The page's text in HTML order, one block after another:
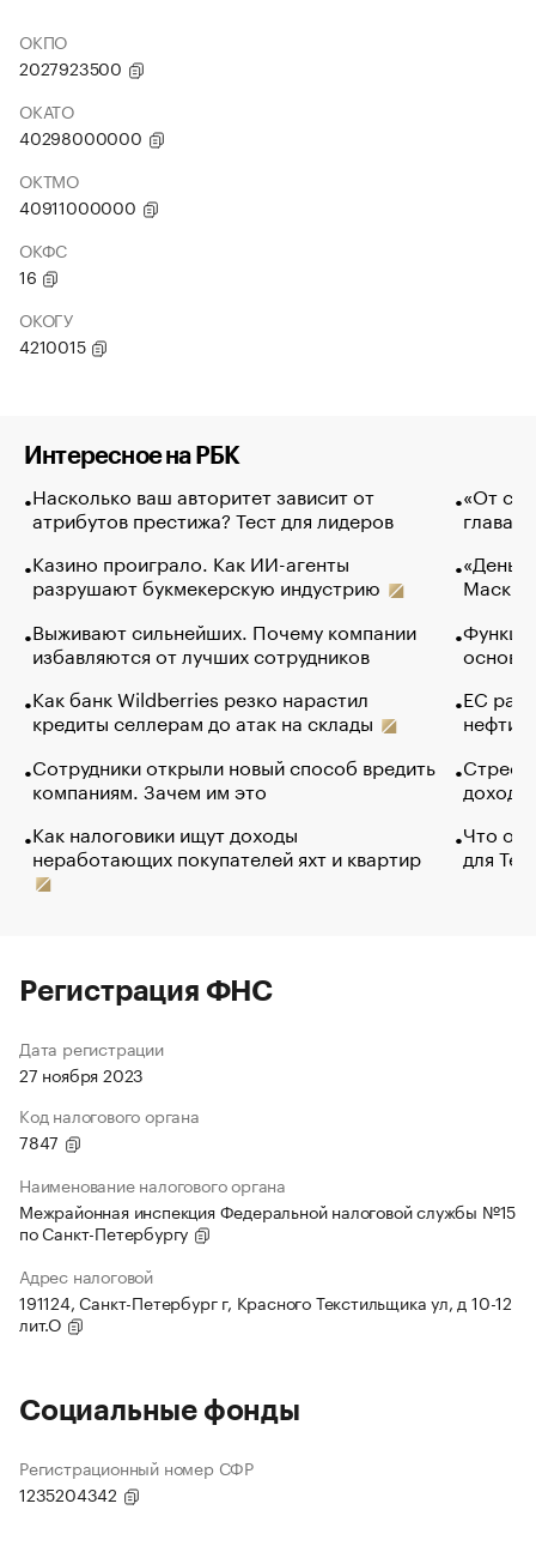
ОКПО
2027923500
ОКАТО
40298000000
ОКТМО
40911000000
ОКФС
16
ОКОГУ
4210015
Интересное на РБК
Насколько ваш авторитет зависит от
атрибутов престижа? Тест для лидеров
Казино проиграло. Как ИИ-агенты
разрушают букмекерскую индустрию
Выживают сильнейших. Почему компании
избавляются от лучших сотрудников
Как банк Wildberries резко нарастил
кредиты селлерам до атак на склады
Сотрудники открыли новый способ вредить
компаниям. Зачем им это
Как налоговики ищут доходы
неработающих покупателей яхт и квартир
«От
глава
Маск в
основ
ЕС
нефти
Что
для
Регистрация ФНС
Дата регистрации
27 ноября 2023
Код налогового органа
7847
Наименование налогового органа
Межрайонная инспекция Федеральной налоговой службы №15
по Санкт-Петербургу
Адрес налоговой
191124, Санкт-Петербург г, Красного Текстильщика ул, д 10-12
лит.О
Социальные фонды
Регистрационный номер СФР
1235204342